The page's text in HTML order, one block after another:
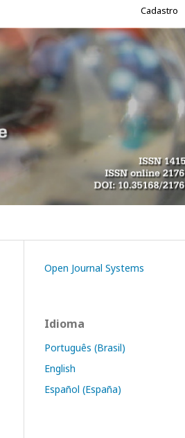
Cadastro
Open Journal Systems
Idioma
Português (Brasil)
English
Español (España)